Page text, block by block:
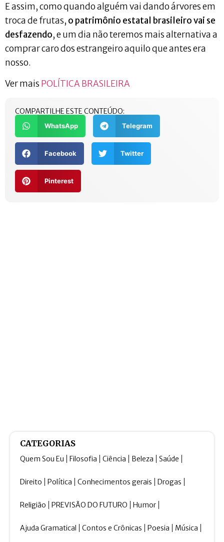
E assim, como quando alguém vai dando árvores em
troca de frutas, o patrimônio estatal brasileiro vai se
desfazendo, e um dia não teremos mais alternativa a
comprar caro dos estrangeiro aquilo que antes era
nosso.
Ver mais POLÍTICA BRASILEIRA
COMPARTILHE ESTE CONTEÚDO:
WhatsApp Telegram
Facebook Twitter
Pinterest
CATEGORIAS
Quem Sou Eu Filosofia Ciência Beleza Saúde
Direito Política Conhecimentos gerais Drogas
Religião PREVISÃO DO FUTURO Humor
Ajuda Gramatical Contos e Crônicas Poesia Música